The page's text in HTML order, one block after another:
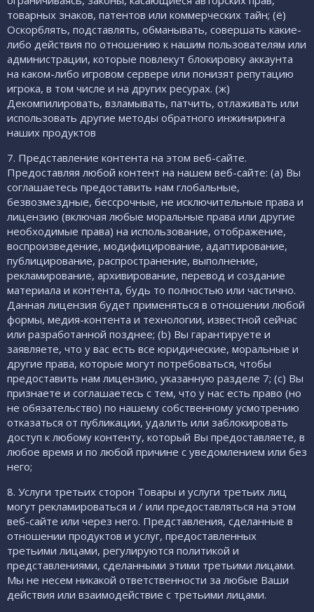
товарных знаков, патентов или коммерческих тайн; (ё)
Оскорблять, подставлять, обманывать, совершать какие-
либо действия по отношению к нашим пользователям или
администрации, которые повлекут блокировку аккаунта
на каком-либо игровом сервере или понизят репутацию
игрока, в том числе и на других ресурах. (ж)
Декомпилировать, взламывать, патчить, отлаживать или
использовать другие методы обратного инжиниринга
наших продуктов
7. Представление контента на этом веб-сайте.
Предоставляя любой контент на нашем веб-сайте: (a) Вы
соглашаетесь предоставить нам глобальные,
безвозмездные, бессрочные, не исключительные права и
лицензию (включая любые моральные права или другие
необходимые права) на использование, отображение,
воспроизведение, модифицирование, адаптирование,
публицирование, распространение, выполнение,
рекламирование, архивирование, перевод и создание
материала и контента, будь то полностью или частично.
Данная лицензия будет применяться в отношении любой
формы, медия-контента и технологии, известной сейчас
или разработанной позднее; (b) Вы гарантируете и
заявляете, что у вас есть все юридические, моральные и
другие права, которые могут потребоваться, чтобы
предоставить нам лицензию, указанную разделе 7; (c) Вы
признаете и соглашаетесь с тем, что у нас есть право (но
не обязательство) по нашему собственному усмотрению
отказаться от публикации, удалить или заблокировать
доступ к любому контенту, который Вы предоставляете, в
любое время и по любой причине с уведомлением или без
него;
8. Услуги третьих сторон Товары и услуги третьих лиц
могут рекламироваться и / или предоставляться на этом
веб-сайте или через него. Представления, сделанные в
отношении продуктов и услуг, предоставленных
третьими лицами, регулируются политикой и
представлениями, сделанными этими третьими лицами.
Мы не несем никакой ответственности за любые Ваши
действия или взаимодействие с третьими лицами.